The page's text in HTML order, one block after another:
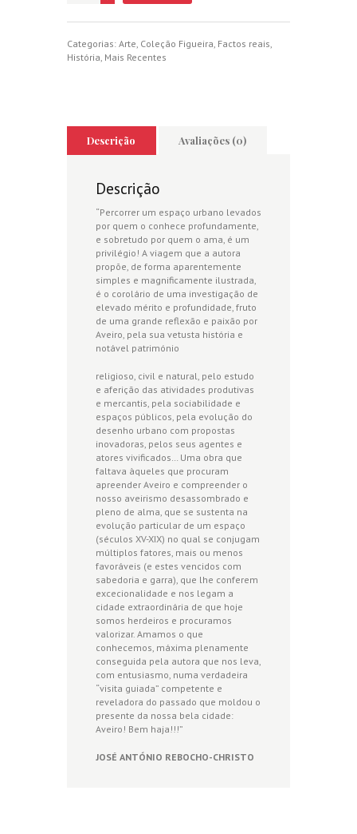
de
Aveiro
com
origem
Categorias: Arte Coleção Figueira Factos reais
História Mais Recentes
Descrição Avaliações (0)
Descrição
“Percorrer um espaço urbano levados
por quem o conhece profundamente,
e sobretudo por quem o ama, é um
privilégio! A viagem que a autora
propõe, de forma aparentemente
simples e magnificamente ilustrada,
é o corolário de uma investigação de
elevado mérito e profundidade, fruto
de uma grande reflexão e paixão por
Aveiro, pela sua vetusta história e
notável património
religioso, civil e natural, pelo estudo
e aferição das atividades produtivas
e mercantis, pela sociabilidade e
espaços públicos, pela evolução do
desenho urbano com propostas
inovadoras, pelos seus agentes e
atores vivificados… Uma obra que
faltava àqueles que procuram
apreender Aveiro e compreender o
nosso aveirismo desassombrado e
pleno de alma, que se sustenta na
evolução particular de um espaço
(séculos XV-XIX) no qual se conjugam
múltiplos fatores, mais ou menos
favoráveis (e estes vencidos com
sabedoria e garra), que lhe conferem
excecionalidade e nos legam a
cidade extraordinária de que hoje
somos herdeiros e procuramos
valorizar. Amamos o que
conhecemos, máxima plenamente
conseguida pela autora que nos leva,
com entusiasmo, numa verdadeira
“visita guiada” competente e
reveladora do passado que moldou o
presente da nossa bela cidade:
Aveiro! Bem haja!!!”
JOSÉ ANTÓNIO REBOCHO-CHRISTO